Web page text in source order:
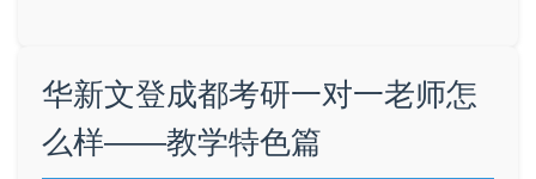
华新文登成都考研一对一老师怎
么样——教学特色篇